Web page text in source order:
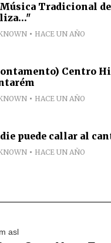
Tradicional
HACE UN AÑO
Centro
HACE UN AÑO
puede callar al
HACE UN AÑO